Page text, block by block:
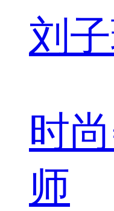
刘
时
师